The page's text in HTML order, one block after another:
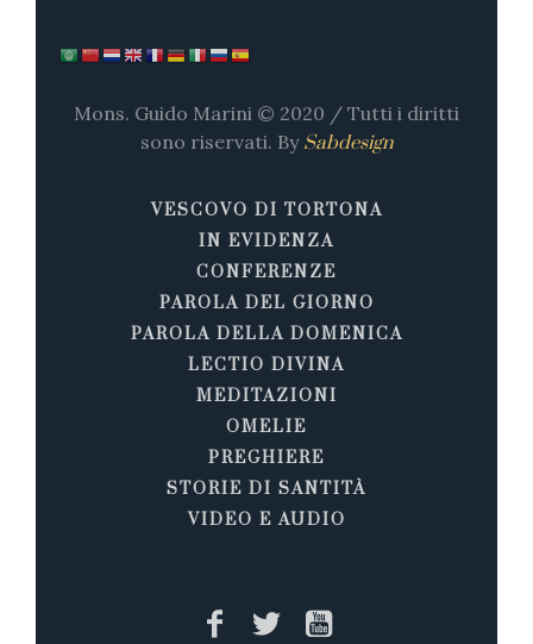
Mons. Guido Marini © 2020 / Tutti i diritti
sono riservati. By Sabdesign
VESCOVO DI TORTONA
IN EVIDENZA
CONFERENZE
PAROLA DEL GIORNO
PAROLA DELLA DOMENICA
LECTIO DIVINA
MEDITAZIONI
OMELIE
PREGHIERE
STORIE DI SANTITÀ
VIDEO E AUDIO